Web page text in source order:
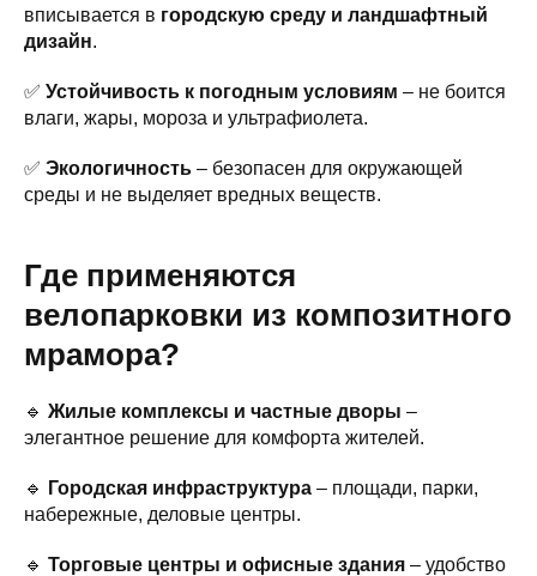
вписывается в городскую среду и ландшафтный
дизайн.
✅ Устойчивость к погодным условиям – не боится
влаги, жары, мороза и ультрафиолета.
✅ Экологичность – безопасен для окружающей
среды и не выделяет вредных веществ.
Где применяются
велопарковки из композитного
мрамора?
🔹 Жилые комплексы и частные дворы –
элегантное решение для комфорта жителей.
🔹 Городская инфраструктура – площади, парки,
набережные, деловые центры.
🔹 Торговые центры и офисные здания – удобство